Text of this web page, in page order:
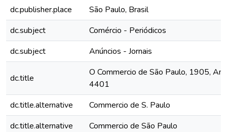
dc.publisher.place
São Paulo, Brasil
dc.subject
Comércio - Periódicos
dc.subject
Anúncios - Jornais
dc.title
O Commercio de São Paulo, 1905,
4401
dc.title.alternative
Commercio de S. Paulo
dc.title.alternative
Commercio de São Paulo